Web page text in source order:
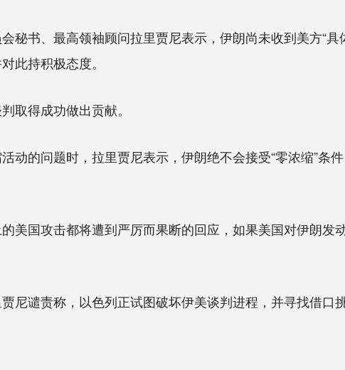
书、最高领袖顾问拉里贾尼表示，伊朗尚未收到美方“具
此持积极态度。
得成功做出贡献。
的问题时，拉里贾尼表示，伊朗绝不会接受“零浓缩”条
国攻击都将遭到严厉而果断的回应，如果美国对伊朗发
谴责称，以色列正试图破坏伊美谈判进程，并寻找借口挑